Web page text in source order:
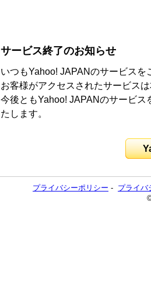
サービス終了のお知らせ
いつもYahoo! JAPANのサービス
お客様がアクセスされたサービス
今後ともYahoo! JAPANのサービ
たします。
プライバシーポリシー - プライバ